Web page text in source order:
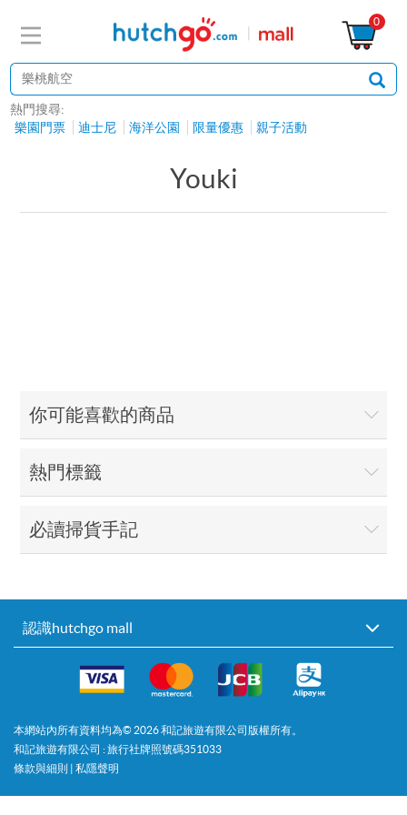
0
熱門搜尋:
樂園門票
迪士尼 海洋公園 限量優惠 親子活動
Youki
你可能喜歡的商品
熱門標籤
必讀掃貨手記
認識hutchgo mall
本網站內所有資料均為© 2026和記旅遊有限公司版權所有。
和記旅遊有限公司 : 旅行社牌照號碼351033
條款與細則 | 私隱聲明